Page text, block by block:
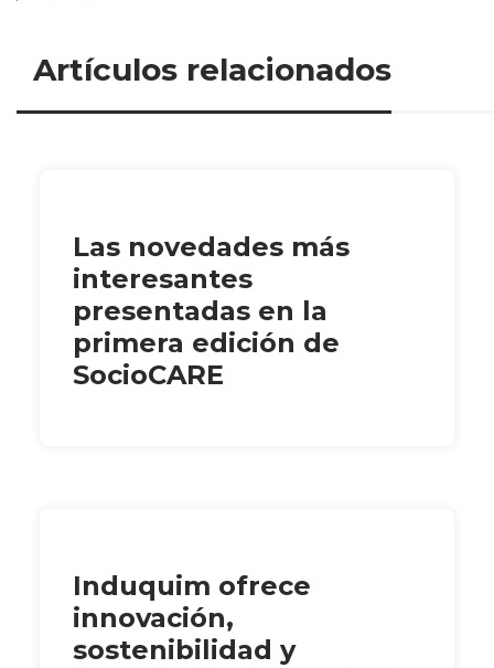
Artículos relacionados
Las novedades más
interesantes
presentadas en la
primera edición de
SocioCARE
Induquim ofrece
innovación,
sostenibilidad y